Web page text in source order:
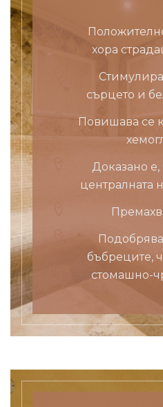
хора
Стимулира
сърцето и
Повишава се
Доказано
централната
Подобрява
бъбреците,
стомашно-